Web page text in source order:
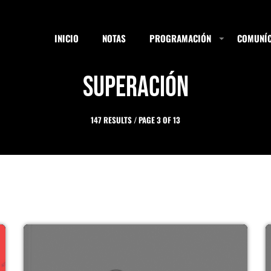
INICIO NOTAS PROGRAMACIÓN
NOTAS
Superación
147 RESULTS / PAGE 3 OF 13